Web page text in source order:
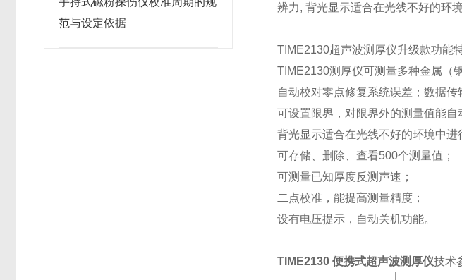
范与设定依据
辨力, 背光显示适合在光线不好的环
TIME2130超声波测厚仪升级款功能
TIME2130测厚仪可测量多种金属（
自动校对零点修复系统误差；数据
可设置限界，对限界外的测量值能自
背光显示适合在光线不好的环境中进
可存储、删除、查看500个测量值；
可测量已知厚度反测声速；
二点校准，能提高测量精度；
设有电压提示，自动关机功能。
TIME2130 便携式超声波测厚仪技术